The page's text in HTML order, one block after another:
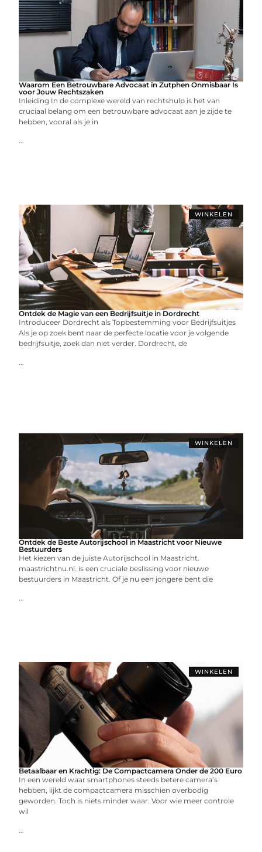
Waarom Een Betrouwbare Advocaat in Zutphen Onmisbaar Is
voor Jouw Rechtszaken
Inleiding In de complexe wereld van rechtshulp is het van
cruciaal belang om een betrouwbare advocaat aan je zijde te
hebben, vooral als je in
...
WINKELEN
Ontdek de Magie van een Bedrijfsuitje in Dordrecht
Introduceer Dordrecht als Topbestemming voor Bedrijfsuitjes
Als je op zoek bent naar de perfecte locatie voor je volgende
bedrijfsuitje, zoek dan niet verder. Dordrecht, de
...
WINKELEN
Ontdek de Beste Autorijschool in Maastricht voor Nieuwe
Bestuurders
Het kiezen van de juiste Autorijschool in Maastricht.
maastrichtnu.nl. is een cruciale beslissing voor nieuwe
bestuurders in Maastricht. Of je nu een jongere bent die
...
WINKELEN
Betaalbaar en Krachtig: De Compactcamera Onder de 200 Euro
In een wereld waar smartphones steeds betere camera’s
hebben, lijkt de compactcamera misschien overbodig
geworden. Toch is niets minder waar. Voor wie meer controle
wil
...